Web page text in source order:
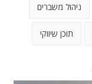
ניהול משברים
תוכן שיווקי